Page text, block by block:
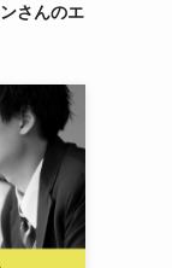
さんのエ